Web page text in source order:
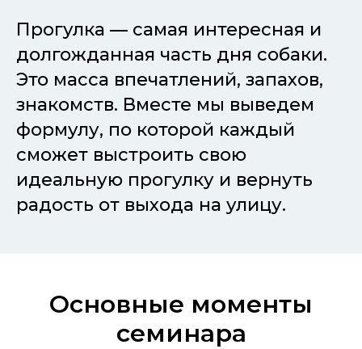
Прогулка — самая интересная и
долгожданная часть дня собаки.
Это масса впечатлений, запахов,
знакомств. Вместе мы выведем
формулу, по которой каждый
сможет выстроить свою
идеальную прогулку и вернуть
радость от выхода на улицу.
Основные моменты
семинара